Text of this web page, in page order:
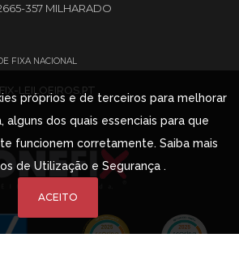
357 MILHARADO
FIXA NACIONAL
LEILOEIROS.PT
próprios e de terceiros para melhorar
alguns dos quais essenciais para que
funcionem corretamente. Saiba mais
de Utilização e Segurança .
ACEITO